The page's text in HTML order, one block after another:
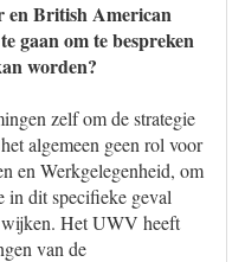
en British American
gaan om te bespreken
worden?
zelf om de strategie
algemeen geen rol voor
en Werkgelegenheid, om
in dit specifieke geval
wijken. Het UWV heeft
van de